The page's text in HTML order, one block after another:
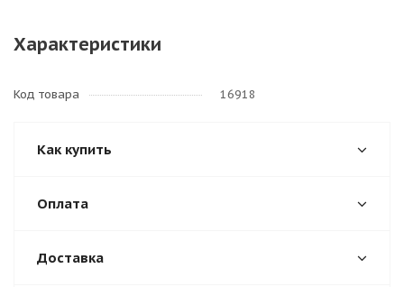
Характеристики
Код товара 16918
Как купить
Оплата
Доставка